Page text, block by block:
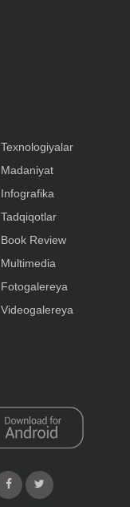
Texnologiyalar
Madaniyat
Infografika
Tadqiqotlar
Book Review
Multimedia
Fotogalereya
Videogalereya